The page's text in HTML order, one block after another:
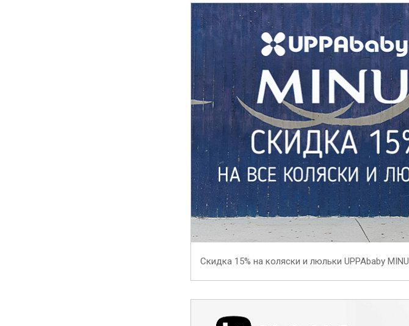
Скидка 15% на коляски и люльки UPPAbaby MINU